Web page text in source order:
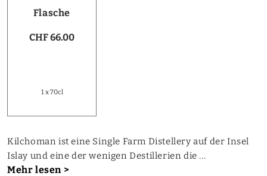
Flasche
CHF 66.00
1 x 70cl
Kilchoman ist eine Single Farm Distellery auf der Insel
Islay und eine der wenigen Destillerien die ...
Mehr lesen >